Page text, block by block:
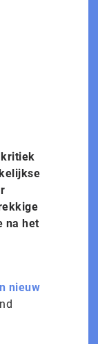
kritiek
na het
nieuw